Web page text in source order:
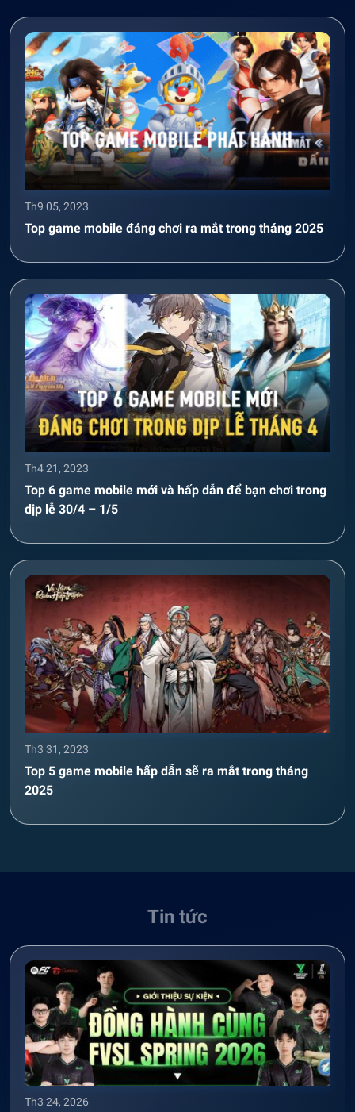
Th9 05, 2023
Top game mobile đáng chơi ra mắt trong tháng 2025
Th4 21, 2023
Top 6 game mobile mới và hấp dẫn để bạn chơi trong
dịp lễ 30/4 – 1/5
Th3 31, 2023
Top 5 game mobile hấp dẫn sẽ ra mắt trong tháng
2025
Tin tức
Th3 24, 2026